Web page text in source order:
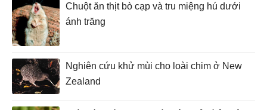
Chuột ăn thịt bò cạp và tru miệng hú dưới
ánh trăng
Nghiên cứu khử mùi cho loài chim ở New
Zealand